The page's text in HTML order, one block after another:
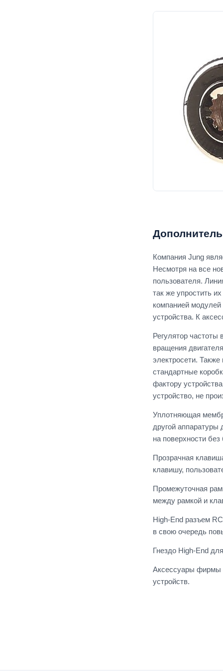
Компания Jung
Несмотря на все
пользователя.
так же упростить
компанией
устройства. К
Регулятор частоты
вращения
электросети.
стандартные
фактору
устройство, не
Уплотняющая
другой
на поверхности
Прозрачная
клавишу,
Промежуточная
между рамкой и
High-End разъем
в свою очередь
Гнездо High-End
Аксессуары фирмы
устройств.